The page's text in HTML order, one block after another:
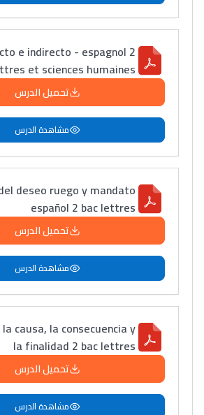
+ de 78 Sujets
Interviews/Vidéos
+ de 89 Interviews/Vidéos
دليل المهن
ما يزيد عن 149 مهنة
دليل التوجيه
التوجيه بالثانوي و الإعدادي
e indirecto - espagnol 2
et sciences humaines
تحميل الدرس
مشاهدة الدرس
deseo ruego y mandato
español 2 bac lettres
تحميل الدرس
مشاهدة الدرس
causa, la consecuencia y
la finalidad 2 bac lettres
تحميل الدرس
مشاهدة الدرس